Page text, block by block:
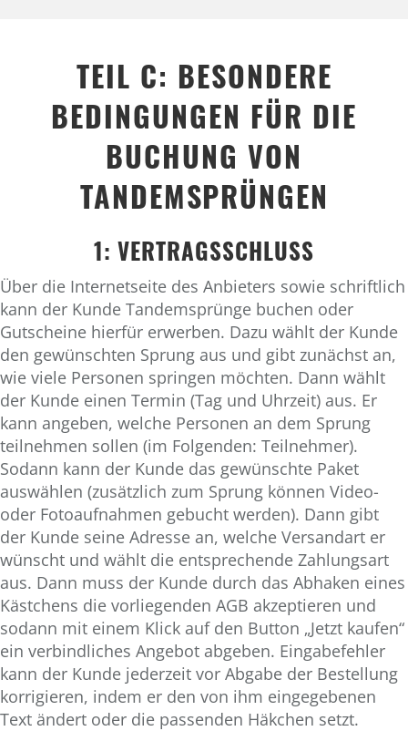
TEIL C: BESONDERE
BEDINGUNGEN FÜR DIE
BUCHUNG VON
TANDEMSPRÜNGEN
1: VERTRAGSSCHLUSS
Über die Internetseite des Anbieters sowie schriftlich
kann der Kunde Tandemsprünge buchen oder
Gutscheine hierfür erwerben. Dazu wählt der Kunde
den gewünschten Sprung aus und gibt zunächst an,
wie viele Personen springen möchten. Dann wählt
der Kunde einen Termin (Tag und Uhrzeit) aus. Er
kann angeben, welche Personen an dem Sprung
teilnehmen sollen (im Folgenden: Teilnehmer).
Sodann kann der Kunde das gewünschte Paket
auswählen (zusätzlich zum Sprung können Video-
oder Fotoaufnahmen gebucht werden). Dann gibt
der Kunde seine Adresse an, welche Versandart er
wünscht und wählt die entsprechende Zahlungsart
aus. Dann muss der Kunde durch das Abhaken eines
Kästchens die vorliegenden AGB akzeptieren und
sodann mit einem Klick auf den Button „Jetzt kaufen“
ein verbindliches Angebot abgeben. Eingabefehler
kann der Kunde jederzeit vor Abgabe der Bestellung
korrigieren, indem er den von ihm eingegebenen
Text ändert oder die passenden Häkchen setzt.